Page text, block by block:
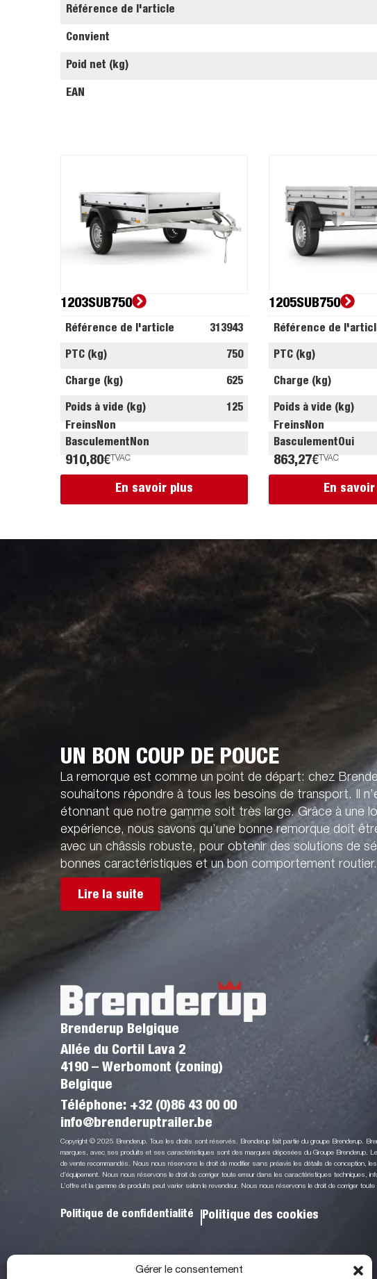
Gérer le consentement
Référence de l'article
Convient
Poid net (kg)
EAN
1203SUB750
Référence de l'article 313943
PTC (kg) 750
Charge (kg) 625
Poids à vide (kg)
125
FreinsNon
BasculementNon
910,80€ TVAC
En savoir plus
1205SUB750
Référence de
PTC (kg)
Charge (kg)
Poids à vide (kg)
FreinsNon
BasculementOui
863,27€ TVAC
En
UN BON COUP DE POUCE
La remorque est comme un point de départ: chez
souhaitons répondre à tous les besoins de transport. Il
étonnant que notre gamme soit très large. Grâce à une
expérience, nous savons qu’une bonne remorque doit
avec un châssis robuste, pour obtenir des solutions de
bonnes caractéristiques et un bon comportement routier.
Lire la suite
Brenderup Belgique
Allée du Cortil Lava 2
4190 – Werbomont (zoning)
Belgique
Téléphone: +32 (0)86 43 00 00
info@brenderuptrailer.be
Copyright © 2025 Brenderup. Tous les droits sont réservés. Brenderup fait partie du groupe Brenderup.
marques, avec ses produits et ses caractéristiques sont des marques déposées du Groupe Brenderup.
de vente recommandés. Nous nous réservons le droit de modifier sans préavis les détails de conception,
d’équipement. Nous nous réservons le droit de corriger toute erreur dans les caractéristiques techniques,
L’offre et la gamme de produits peut varier selon le revendeur. Nous nous réservons le droit de corriger
Politique de confidentialité Politique des cookies